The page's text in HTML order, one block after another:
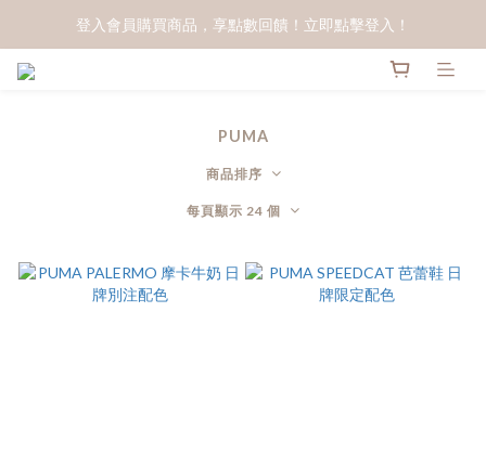
登入會員購買商品，享點數回饋！立即點擊登入！
PUMA
商品排序
每頁顯示 24 個